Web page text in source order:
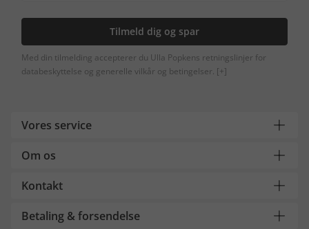
Tilmeld dig og spar
Med din tilmelding accepterer du Ulla Popkens retningslinjer for
databeskyttelse og generelle vilkår og betingelser. [+]
Vores service
Om os
Kontakt
Betaling & forsendelse